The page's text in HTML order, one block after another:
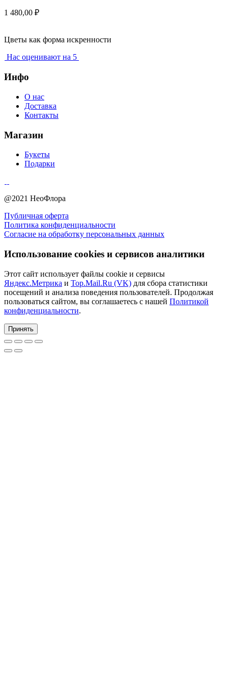
1 480,00 ₽
Цветы как форма искренности
Нас оценивают на 5
Инфо
О нас
Доставка
Контакты
Магазин
Букеты
Подарки
@2021 НеоФлора
Публичная оферта
Политика конфиденциальности
Согласие на обработку персональных данных
Использование cookies и сервисов аналитики
Этот сайт использует файлы cookie и сервисы
Яндекс.Метрика и Top.Mail.Ru (VK) для сбора статистики
посещений и анализа поведения пользователей. Продолжая
пользоваться сайтом, вы соглашаетесь с нашей Политикой
конфиденциальности.
Принять